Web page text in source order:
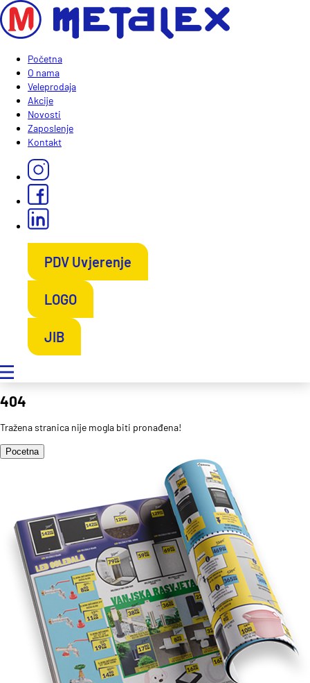
Početna
O nama
Veleprodaja
Akcije
Novosti
Zaposlenje
Kontakt
PDV Uvjerenje
LOGO
JIB
404
Tražena stranica nije mogla biti pronađena!
Pocetna